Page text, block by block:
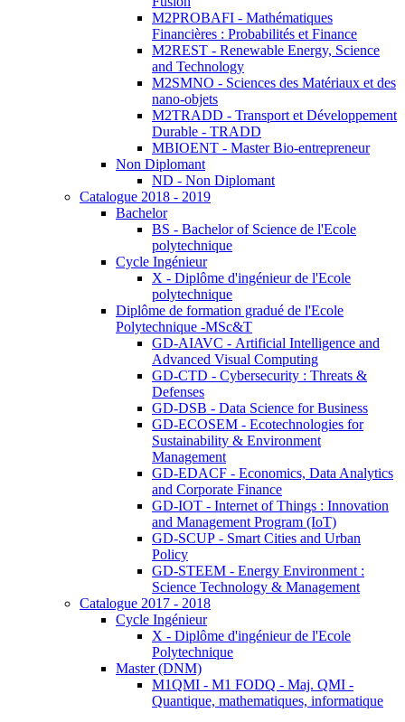
M2PROBAFI - Mathématiques
Financières : Probabilités et Finance
M2REST - Renewable Energy, Science
and Technology
M2SMNO - Sciences des Matériaux et des
nano-objets
M2TRADD - Transport et Développement
Durable - TRADD
MBIOENT - Master Bio-entrepreneur
Non Diplomant
ND - Non Diplomant
Catalogue 2018 - 2019
Bachelor
BS - Bachelor of Science de l'Ecole
polytechnique
Cycle Ingénieur
X - Diplôme d'ingénieur de l'Ecole
polytechnique
Diplôme de formation gradué de l'Ecole
Polytechnique -MSc&T
GD-AIAVC - Artificial Intelligence and
Advanced Visual Computing
GD-CTD - Cybersecurity : Threats &
Defenses
GD-DSB - Data Science for Business
GD-ECOSEM - Ecotechnologies for
Sustainability & Environment
Management
GD-EDACF - Economics, Data Analytics
and Corporate Finance
GD-IOT - Internet of Things : Innovation
and Management Program (IoT)
GD-SCUP - Smart Cities and Urban
Policy
GD-STEEM - Energy Environment :
Science Technology & Management
Catalogue 2017 - 2018
Cycle Ingénieur
X - Diplôme d'ingénieur de l'Ecole
Polytechnique
Master (DNM)
M1QMI - M1 FODQ - Maj. QMI -
Quantique, mathematiques, informatique